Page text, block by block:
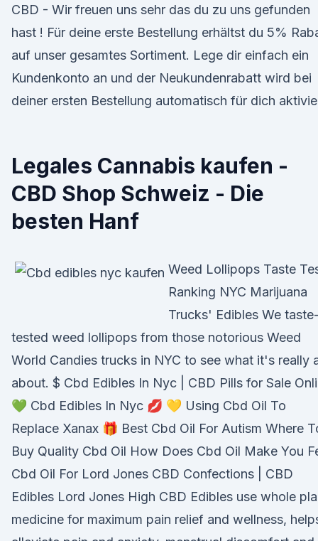
CBD - Wir freuen uns sehr das du zu uns gefunden
hast ! Für deine erste Bestellung erhältst du 5%
auf unser gesamtes Sortiment. Lege dir einfach ein
Kundenkonto an und der Neukundenrabatt wird bei
deiner ersten Bestellung automatisch für dich
Legales Cannabis kaufen -
CBD Shop Schweiz - Die
besten Hanf
Weed Lollipops Taste
Ranking NYC Marijuana
Trucks' Edibles We taste-
tested weed lollipops from those notorious Weed
World Candies trucks in NYC to see what it's really
about. $ Cbd Edibles In Nyc | CBD Pills for Sale
💚 Cbd Edibles In Nyc 💋 💛 Using Cbd Oil To
Replace Xanax 🎁 Best Cbd Oil For Autism Where
Buy Quality Cbd Oil How Does Cbd Oil Make You
Cbd Oil For Lord Jones CBD Confections | CBD
Edibles Lord Jones High CBD Edibles use whole
medicine for maximum pain relief and wellness,